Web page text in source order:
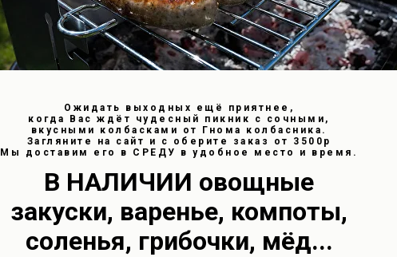
В магазин
​Ожидать выходных ещё приятнее,
когда Вас ждёт чудесный пикник с сочными,
вкусными колбасками от Гнома колбасника.
Загляните на сайт и с оберите заказ от 3500р
Мы доставим его в СРЕДУ в удобное место и время.
​В НАЛИЧИИ овощные
закуски, варенье, компоты,
соленья, грибочки, мёд...